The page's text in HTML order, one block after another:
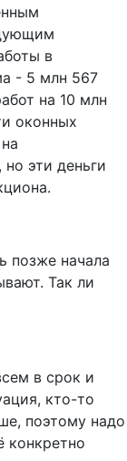
в
- 5 млн 567
на 10 млн
оконных
эти деньги
позже начала
Так ли
в срок и
кто-то
поэтому надо
конкретно